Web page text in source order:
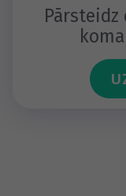
Pārsteidz